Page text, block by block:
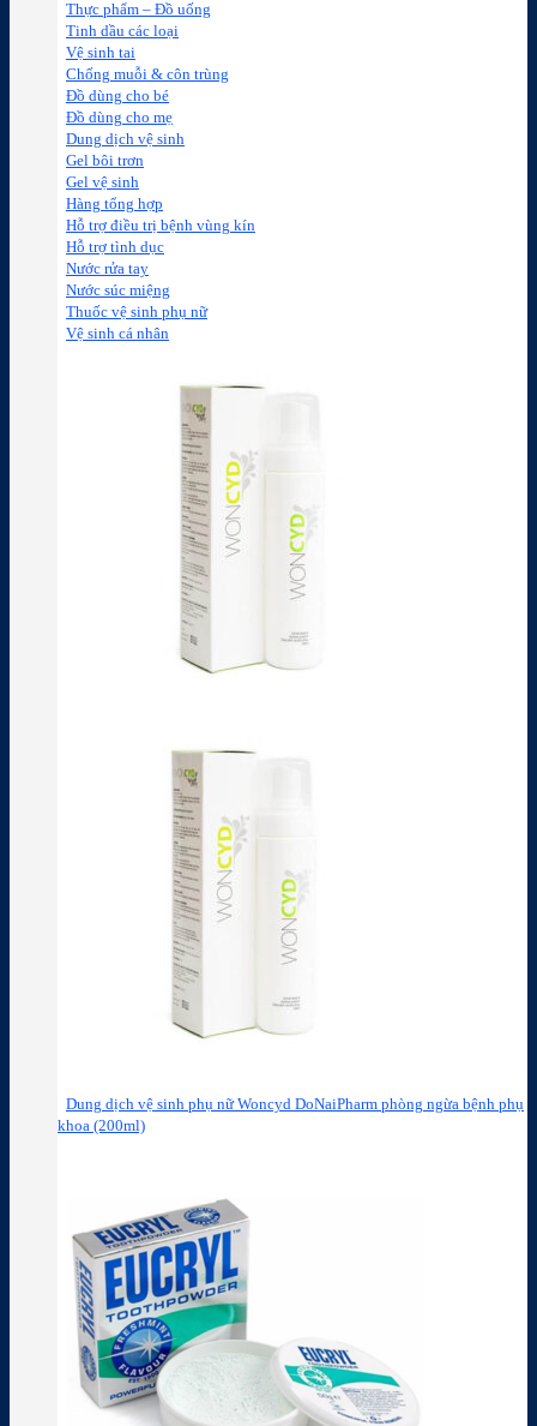
Thực phẩm – Đồ uống
Tinh dầu các loại
Vệ sinh tai
Chống muỗi & côn trùng
Đồ dùng cho bé
Đồ dùng cho mẹ
Dung dịch vệ sinh
Gel bôi trơn
Gel vệ sinh
Hàng tổng hợp
Hỗ trợ điều trị bệnh vùng kín
Hỗ trợ tình dục
Nước rửa tay
Nước súc miệng
Thuốc vệ sinh phụ nữ
Vệ sinh cá nhân
Dung dịch vệ sinh phụ nữ Woncyd DoNaiPharm phòng ngừa bệnh phụ
khoa (200ml)